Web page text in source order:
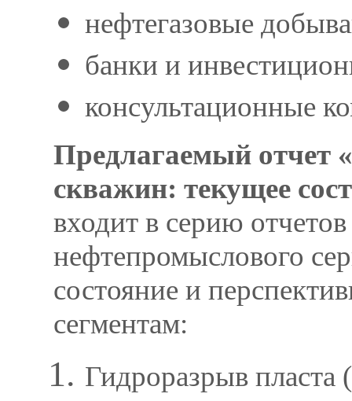
нефтегазовые
банки и
консультационные
Предлагаемый отчет
скважин: текущее
входит в серию
нефтепромыслового
состояние и
сегментам:
Гидроразрыв